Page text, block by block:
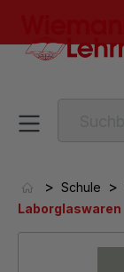
> Schule >
Laborglaswaren